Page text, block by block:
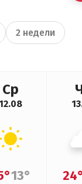
2 недели
Ср
13° 24°